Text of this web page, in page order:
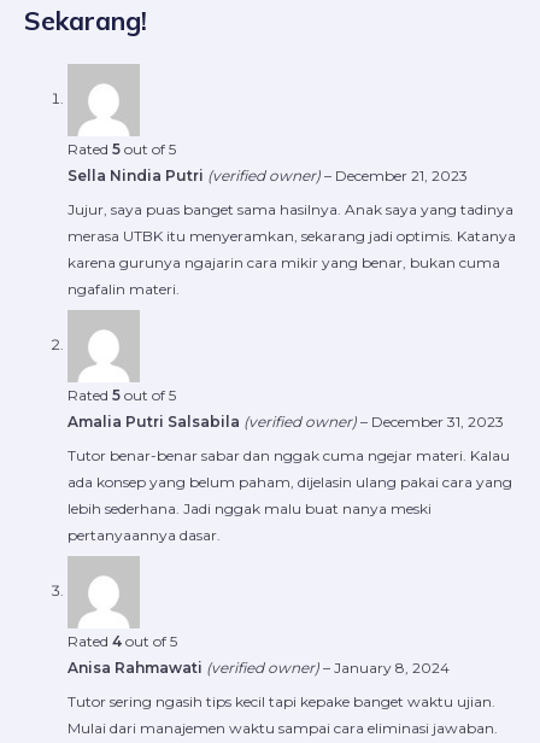
Sekarang!
Rated 5 out of 5
Sella Nindia Putri (verified owner) – December 21, 2023
Jujur, saya puas banget sama hasilnya. Anak saya yang tadinya
merasa UTBK itu menyeramkan, sekarang jadi optimis. Katanya
karena gurunya ngajarin cara mikir yang benar, bukan cuma
ngafalin materi.
Rated 5 out of 5
Amalia Putri Salsabila (verified owner) – December 31, 2023
Tutor benar-benar sabar dan nggak cuma ngejar materi. Kalau
ada konsep yang belum paham, dijelasin ulang pakai cara yang
lebih sederhana. Jadi nggak malu buat nanya meski
pertanyaannya dasar.
Rated 4 out of 5
Anisa Rahmawati (verified owner) – January 8, 2024
Tutor sering ngasih tips kecil tapi kepake banget waktu ujian.
Mulai dari manajemen waktu sampai cara eliminasi jawaban.